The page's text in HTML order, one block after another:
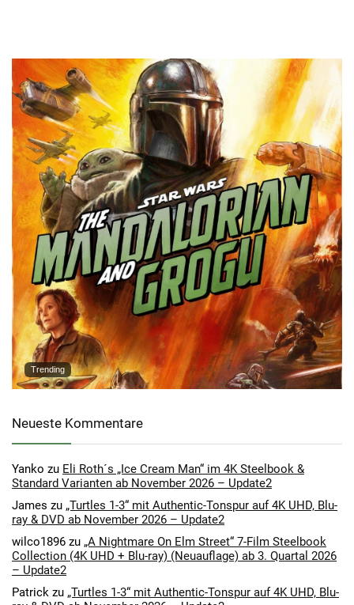
Trending
Neueste Kommentare
Yanko zu Eli Roth´s „Ice Cream Man“ im 4K Steelbook &
Standard Varianten ab November 2026 – Update2
James zu „Turtles 1-3“ mit Authentic-Tonspur auf 4K UHD, Blu-
ray & DVD ab November 2026 – Update2
wilco1896 zu „A Nightmare On Elm Street“ 7-Film Steelbook
Collection (4K UHD + Blu-ray) (Neuauflage) ab 3. Quartal 2026
– Update2
Patrick zu „Turtles 1-3“ mit Authentic-Tonspur auf 4K UHD, Blu-